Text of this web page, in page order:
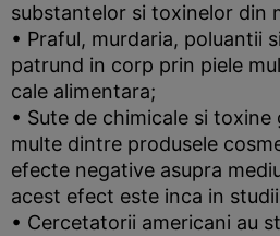
substantelor si toxinelor din
• Praful, murdaria, poluantii
patrund in corp prin piele
cale alimentara;
• Sute de chimicale si toxine
multe dintre produsele
efecte negative asupra
acest efect este inca in
• Cercetatorii americani au